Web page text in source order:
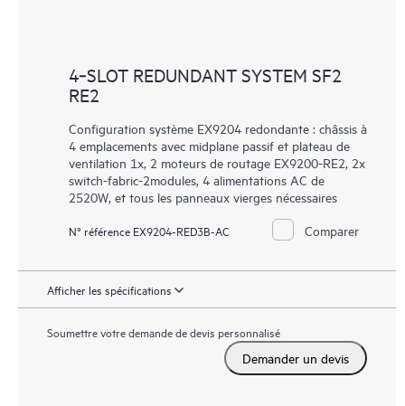
4‑SLOT REDUNDANT SYSTEM SF2
RE2
Configuration système EX9204 redondante : châssis à
4 emplacements avec midplane passif et plateau de
ventilation 1x, 2 moteurs de routage EX9200-RE2, 2x
switch-fabric-2modules, 4 alimentations AC de
2520W, et tous les panneaux vierges nécessaires
N° référence EX9204-RED3B-AC Comparer
Afficher les spécifications
Soumettre votre demande de devis personnalisé
Demander un devis